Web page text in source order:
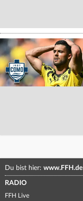
Du bist hier: www.FFH.de
RADIO
FFH Live